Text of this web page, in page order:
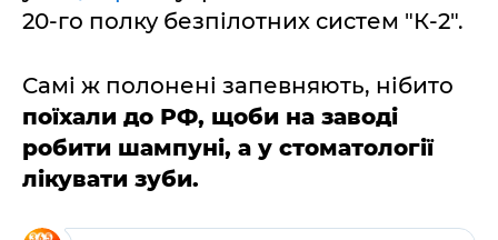
20-го полку безпілотних систем "К-2".
Самі ж полонені запевняють, нібито
поїхали до РФ, щоби на заводі
робити шампуні, а у стоматології
лікувати зуби.